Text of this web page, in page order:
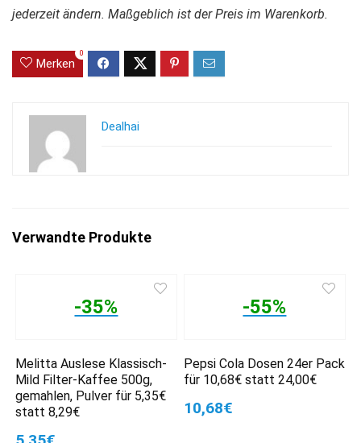
jederzeit ändern. Maßgeblich ist der Preis im Warenkorb.
Merken
0
Dealhai
Verwandte Produkte
-35%
Melitta Auslese Klassisch-
Mild Filter-Kaffee 500g,
gemahlen, Pulver für 5,35€
statt 8,29€
-55%
Pepsi Cola Dosen 24er Pack
für 10,68€ statt 24,00€
10,68€